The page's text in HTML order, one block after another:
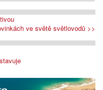
ve světě světlovodů >>